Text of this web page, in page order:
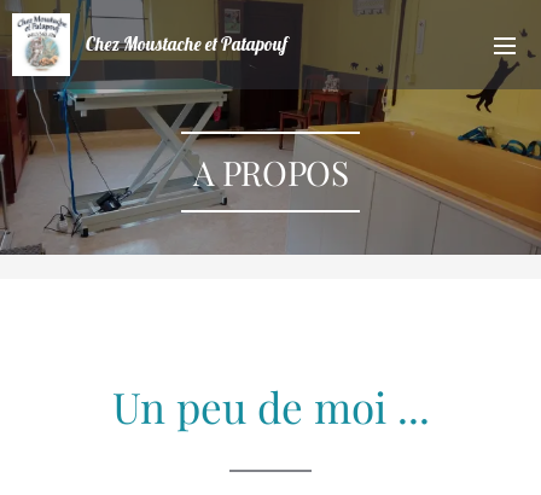
Chez Moustache et Patapouf
A PROPOS
Un peu de moi ...